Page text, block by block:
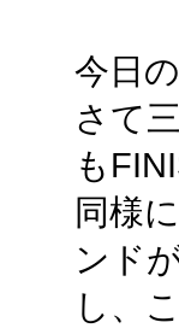
今日
さて
も
同様
ンド
し、